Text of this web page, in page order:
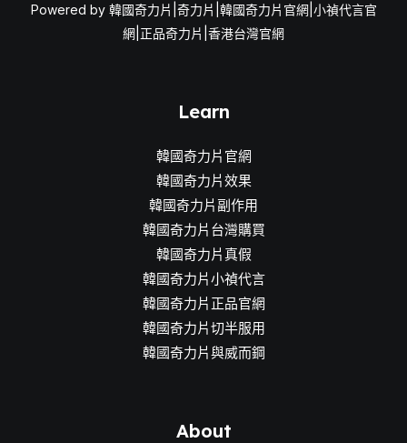
Powered by 韓國奇力片|奇力片|韓國奇力片官網|小禎代言官
網|正品奇力片|香港台灣官網
Learn
韓國奇力片官網
韓國奇力片效果
韓國奇力片副作用
韓國奇力片台灣購買
韓國奇力片真假
韓國奇力片小禎代言
韓國奇力片正品官網
韓國奇力片切半服用
韓國奇力片與威而鋼
About